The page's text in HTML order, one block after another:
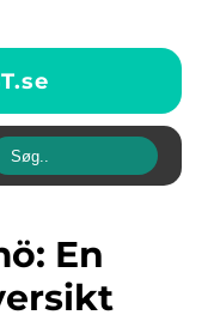
se